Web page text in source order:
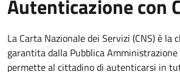
Autenticazione con
La Carta Nazionale dei Servizi (CNS) è la
garantita dalla Pubblica
permette al cittadino di autenticarsi in